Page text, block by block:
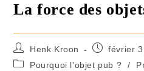
La force des
Henk Kroon
février
Pourquoi l'objet pub ?
/